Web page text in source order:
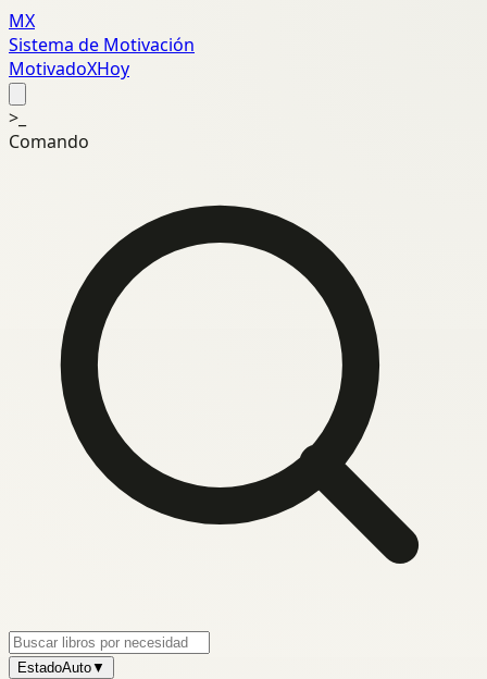
MX
Sistema de Motivación
MotivadoXHoy
>_
Comando
EstadoAuto▼